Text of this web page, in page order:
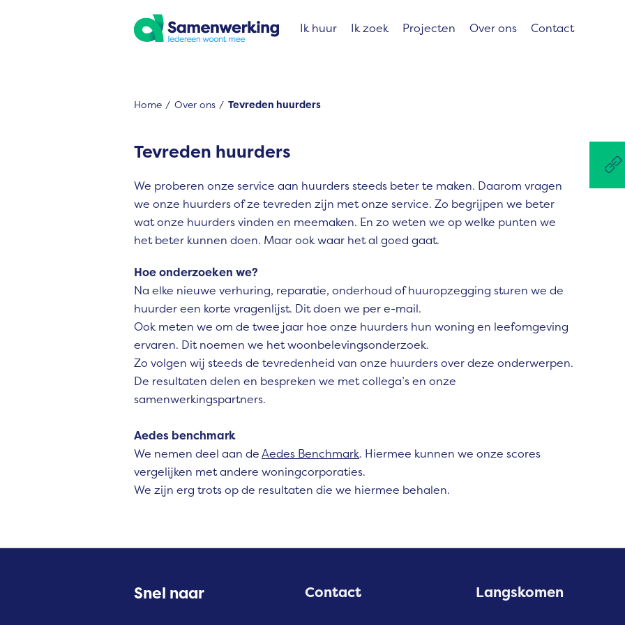
Naar hoofdnavigatiemenu
Naar de homepage Ik huur Ik zoek Projecten Over ons Contact
Home Over ons Tevreden huurders
Tevreden huurders
We proberen onze service aan huurders steeds beter te maken. Daarom vragen
we onze huurders of ze tevreden zijn met onze service. Zo begrijpen we beter
wat onze huurders vinden en meemaken. En zo weten we op welke punten we
het beter kunnen doen. Maar ook waar het al goed gaat.
Hoe onderzoeken we?
Na elke nieuwe verhuring, reparatie, onderhoud of huuropzegging sturen we de
huurder een korte vragenlijst. Dit doen we per e-mail.
Ook meten we om de twee jaar hoe onze huurders hun woning en leefomgeving
ervaren. Dit noemen we het woonbelevingsonderzoek.
Zo volgen wij steeds de tevredenheid van onze huurders over deze onderwerpen.
De resultaten delen en bespreken we met collega’s en onze
samenwerkingspartners.
Aedes benchmark
We nemen deel aan deAedes Benchmark. Hiermee kunnen we onze scores
vergelijken met andere woningcorporaties.
We zijn erg trots op de resultaten die we hiermee behalen.
Contactinformatie
Snel naar Contact Langskomen